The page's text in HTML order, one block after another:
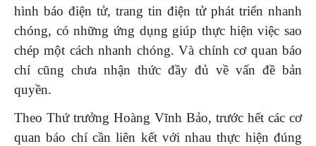
hình báo điện tử, trang tin điện tử phát triển nhanh
chóng, có những ứng dụng giúp thực hiện việc sao
chép một cách nhanh chóng. Và chính cơ quan báo
chí cũng chưa nhận thức đầy đủ về vấn đề bản
quyền.
Theo Thứ trưởng Hoàng Vĩnh Bảo, trước hết các cơ
quan báo chí cần liên kết với nhau thực hiện đúng